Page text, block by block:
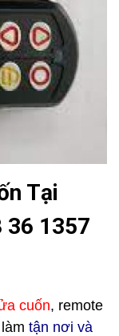
Tại
36 1357
cuốn, remote
tận nơi và